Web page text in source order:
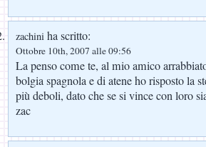
zachini ha scritto:
Ottobre 10th, 2007 alle 09:56
La penso come te, al mio amico
bolgia spagnola e di atene ho risposto la
più deboli, dato che se si vince con loro
zac